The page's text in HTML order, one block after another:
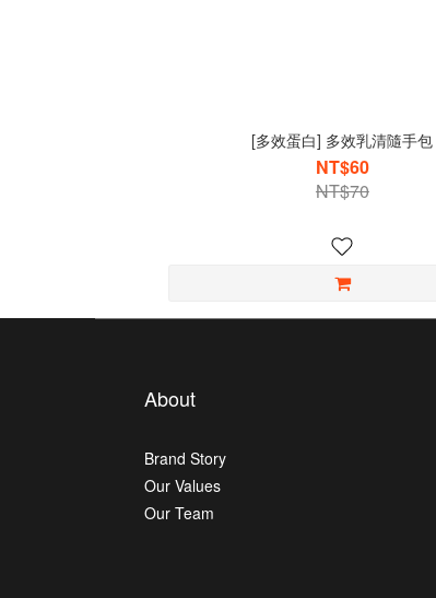
[多效蛋白] 多效乳清隨手包
NT$60
NT$70
About
Brand Story
Our Values
Our Team